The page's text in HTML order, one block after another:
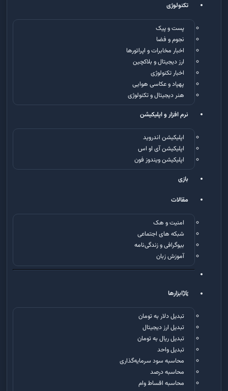
تکنولوژی
پست و پیک
نجوم و فضا
اخبار مخابرات و اپراتورها
ارز دیجیتال و بلاکچین
اخبار تکنولوژی
پهپاد و عکاسی هوایی
هنر دیجیتال و تکنولوژی
نرم افزار و اپلیکیشن
اپلیکیشن اندروید
اپلیکیشن آی او اس
اپلیکیشن ویندوز فون
بازی
مقالات
امنیت و هک
شبکه های اجتماعی
بیوگرافی و زندگی‌نامه
آموزش زبان
ابزارها
تبدیل دلار به تومان
تبدیل ارز دیجیتال
تبدیل ریال به تومان
تبدیل واحد
محاسبه سود سرمایه‌گذاری
محاسبه درصد
محاسبه اقساط وام